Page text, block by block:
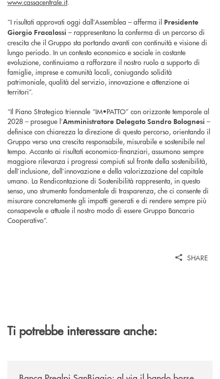
www.cassacentrale.it.
“I risultati approvati oggi dall’Assemblea – afferma il Presidente
Giorgio Fracalossi – rappresentano la conferma di un percorso di
crescita che il Gruppo sta portando avanti con continuità e visione di
lungo periodo. In un contesto economico e sociale in costante
evoluzione, continuiamo a rafforzare il nostro ruolo a supporto di
famiglie, imprese e comunità locali, coniugando solidità
patrimoniale, qualità del servizio, innovazione e attenzione ai
territori”.
“Il Piano Strategico triennale “IM•PATTO” con orizzonte temporale al
2028 – prosegue l’Amministratore Delegato Sandro Bolognesi –
definisce con chiarezza la direzione di questo percorso, orientando il
Gruppo verso una crescita responsabile, misurabile e sostenibile nel
tempo. Accanto ai risultati economico-finanziari, assumono sempre
maggiore rilevanza i progressi compiuti sul fronte della sostenibilità,
dell’inclusione, dell’innovazione e della valorizzazione del capitale
umano. La Rendicontazione di Sostenibilità rappresenta, in questo
senso, uno strumento fondamentale di trasparenza, che ci consente di
misurare concretamente gli impatti generati e di rendere sempre più
consapevole e attuale il nostro modo di essere Gruppo Bancario
Cooperativo”.
SHARE
Ti potrebbe interessare anche: